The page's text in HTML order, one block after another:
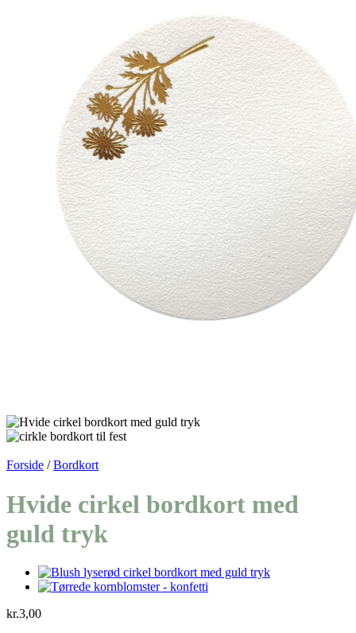
Forside / Bordkort
Hvide cirkel bordkort med
guld tryk
kr.3,00